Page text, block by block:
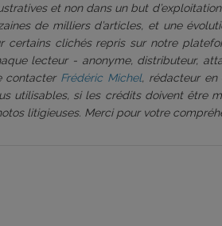
et non dans un but
de milliers d’articles, et une
certains clichés repris sur notre
lecteur - anonyme, distributeur,
contacter Frédéric Michel, rédacteur en
utilisables, si les crédits doivent être
litigieuses. Merci pour votre